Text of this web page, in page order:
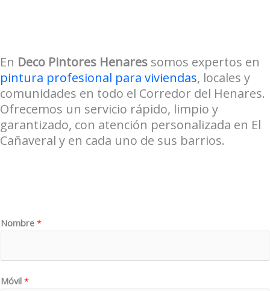
En Deco Pintores Henares somos expertos en
pintura profesional para viviendas, locales y
comunidades en todo el Corredor del Henares.
Ofrecemos un servicio rápido, limpio y
garantizado, con atención personalizada en El
Cañaveral y en cada uno de sus barrios.
Nombre *
Móvil *